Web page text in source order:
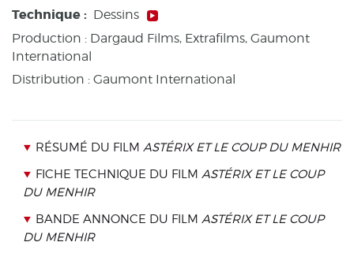
Technique : Dessins
Production : Dargaud Films, Extrafilms, Gaumont
International
Distribution : Gaumont International
RÉSUMÉ DU FILM ASTÉRIX ET LE COUP DU MENHIR
FICHE TECHNIQUE DU FILM ASTÉRIX ET LE COUP
DU MENHIR
BANDE ANNONCE DU FILM ASTÉRIX ET LE COUP
DU MENHIR